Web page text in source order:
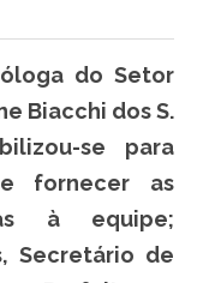
do Setor
Biacchi dos S.
se para
e fornecer as
à equipe;
Secretário de